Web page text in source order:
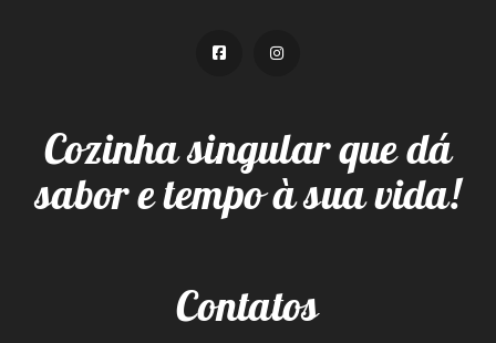
Cozinha singular que dá
sabor e tempo à sua vida!
Contatos